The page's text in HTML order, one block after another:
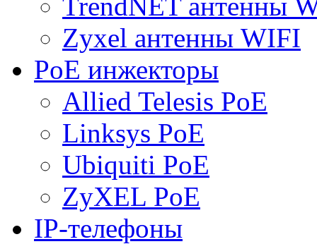
Zyxel антенны WIFI
PoE инжекторы
Allied Telesis PoE
Linksys PoE
Ubiquiti PoE
ZyXEL PoE
IP-телефоны